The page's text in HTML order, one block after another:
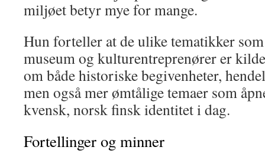
miljøet betyr mye for mange.
Hun forteller at de ulike tematikker
museum og kulturentreprenører er
om både historiske begivenheter,
men også mer ømtålige temaer som
kvensk, norsk finsk identitet i dag.
Fortellinger og minner